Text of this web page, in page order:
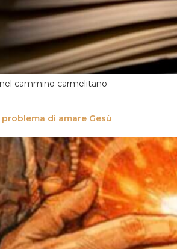
cammino carmelitano
problema di amare Gesù